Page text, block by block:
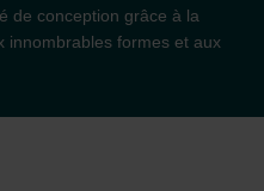
de conception grâce à la
innombrables formes et aux